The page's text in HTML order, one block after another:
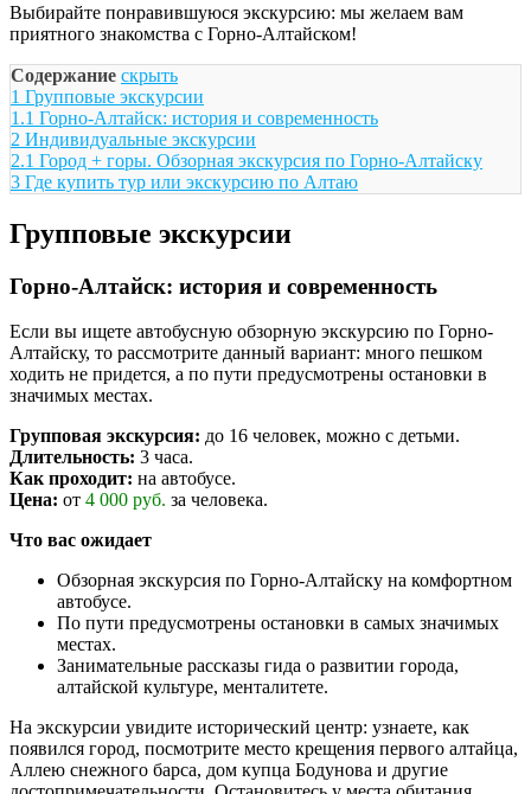
Выбирайте понравившуюся экскурсию: мы желаем вам
приятного знакомства с Горно-Алтайском!
Содержание скрыть
1 Групповые экскурсии
1.1 Горно-Алтайск: история и современность
2 Индивидуальные экскурсии
2.1 Город + горы. Обзорная экскурсия по Горно-Алтайску
3 Где купить тур или экскурсию по Алтаю
Групповые экскурсии
Горно-Алтайск: история и современность
Если вы ищете автобусную обзорную экскурсию по Горно-
Алтайску, то рассмотрите данный вариант: много пешком
ходить не придется, а по пути предусмотрены остановки в
значимых местах.
Групповая экскурсия: до 16 человек, можно с детьми.
Длительность: 3 часа.
Как проходит: на автобусе.
Цена: от 4 000 руб. за человека.
Что вас ожидает
Обзорная экскурсия по Горно-Алтайску на комфортном
автобусе.
По пути предусмотрены остановки в самых значимых
местах.
Занимательные рассказы гида о развитии города,
алтайской культуре, менталитете.
На экскурсии увидите исторический центр: узнаете, как
появился город, посмотрите место крещения первого алтайца,
Аллею снежного барса, дом купца Бодунова и другие